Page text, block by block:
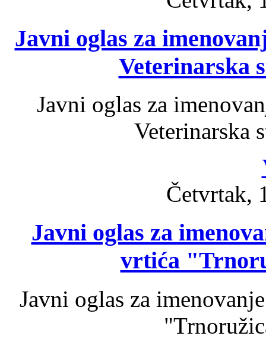
Javni oglas za
Veterinarska
Javni oglas za
Veterinarska
Četvrtak,
Javni oglas za
vrtića
Javni oglas za